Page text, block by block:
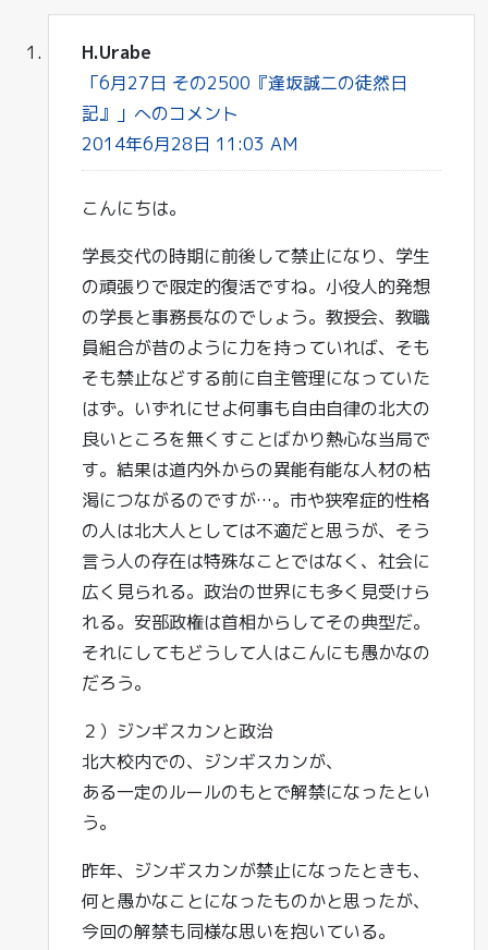
H.Urabe
「6月27日 その2500『逢坂誠二の徒然日
記』」へのコメント
2014年6月28日 11:03 AM
こんにちは。
学長交代の時期に前後して禁止になり、学生
の頑張りで限定的復活ですね。小役人的発想
の学長と事務長なのでしょう。教授会、教職
員組合が昔のように力を持っていれば、そも
そも禁止などする前に自主管理になっていた
はず。いずれにせよ何事も自由自律の北大の
良いところを無くすことばかり熱心な当局で
す。結果は道内外からの異能有能な人材の枯
渇につながるのですが…。市や狭窄症的性格
の人は北大人としては不適だと思うが、そう
言う人の存在は特殊なことではなく、社会に
広く見られる。政治の世界にも多く見受けら
れる。安部政権は首相からしてその典型だ。
それにしてもどうして人はこんにも愚かなの
だろう。
２）ジンギスカンと政治
北大校内での、ジンギスカンが、
ある一定のルールのもとで解禁になったとい
う。
昨年、ジンギスカンが禁止になったときも、
何と愚かなことになったものかと思ったが、
今回の解禁も同様な思いを抱いている。